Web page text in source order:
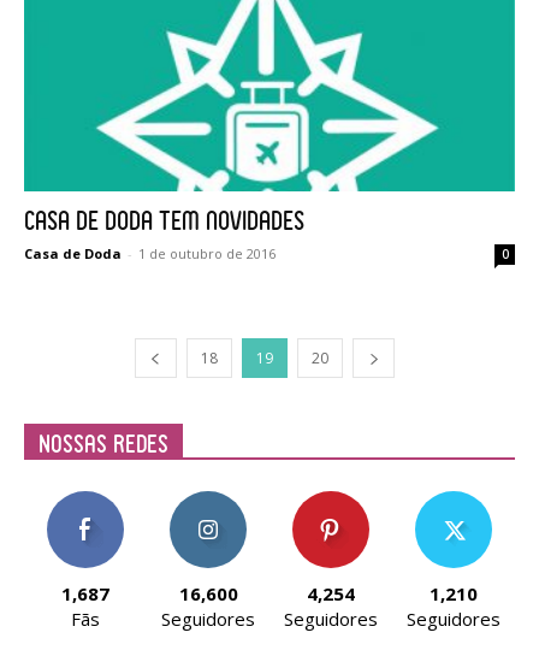
Casa de Doda tem novidades
Casa de Doda - 1 de outubro de 2016 0
18 19 20
Nossas Redes
1,687
Fãs
16,600
Seguidores
4,254
Seguidores
1,210
Seguidores